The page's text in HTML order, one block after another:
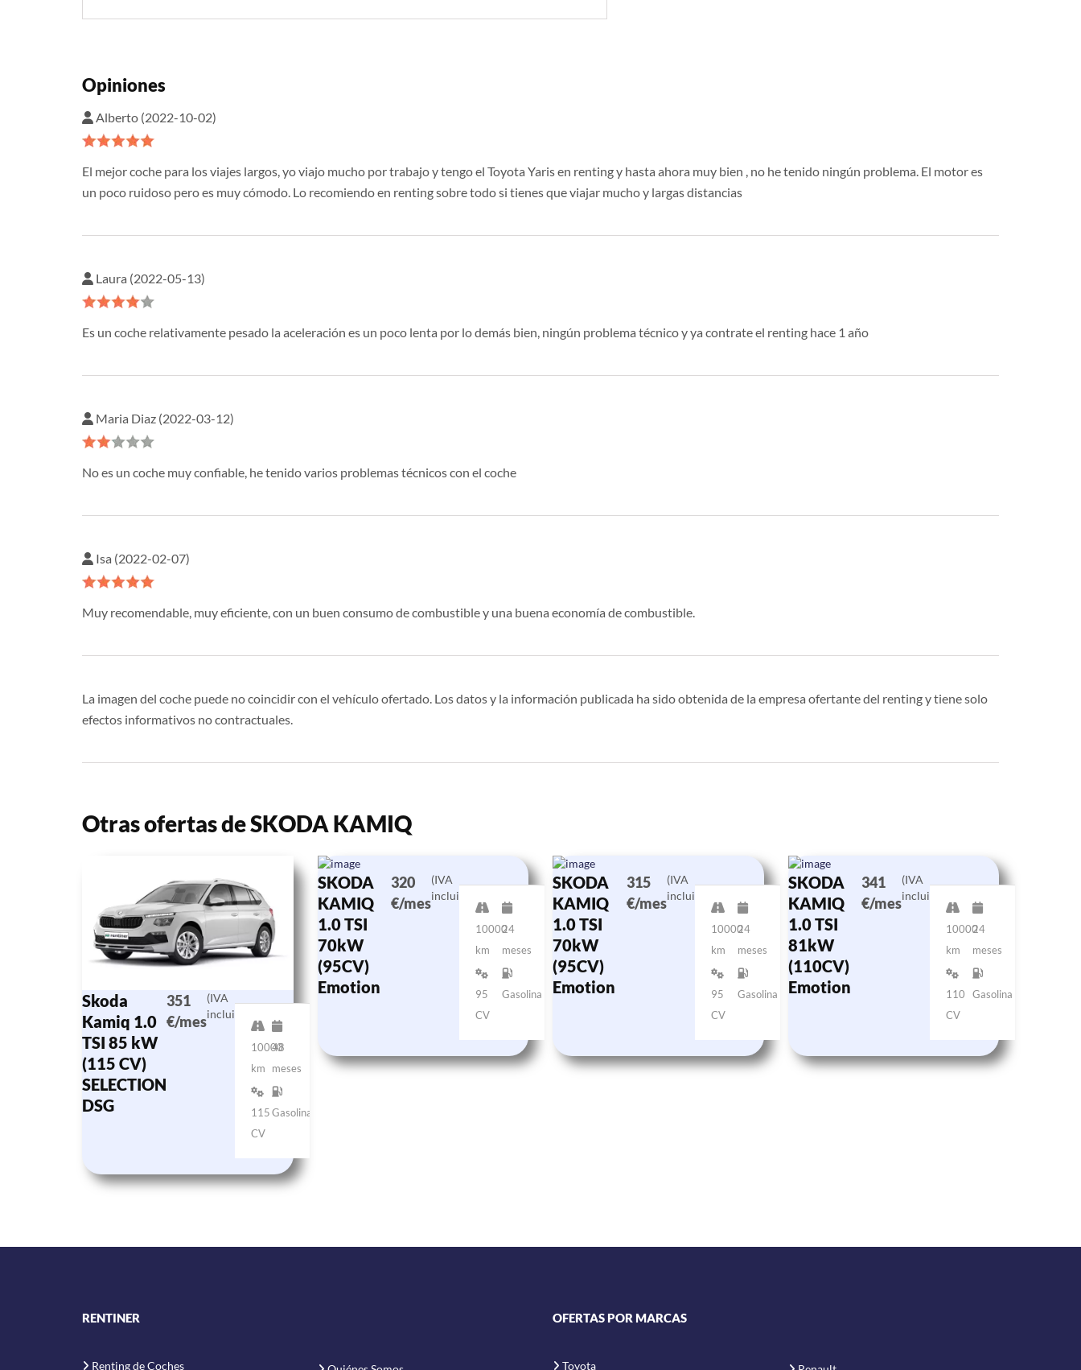
Opiniones
Alberto (2022-10-02)
El mejor coche para los viajes largos, yo viajo mucho por trabajo y tengo el Toyota Yaris en renting y hasta ahora muy bien , no he tenido ningún problema. El motor es
un poco ruidoso pero es muy cómodo. Lo recomiendo en renting sobre todo si tienes que viajar mucho y largas distancias
Laura (2022-05-13)
Es un coche relativamente pesado la aceleración es un poco lenta por lo demás bien, ningún problema técnico y ya contrate el renting hace 1 año
Maria Diaz (2022-03-12)
No es un coche muy confiable, he tenido varios problemas técnicos con el coche
Isa (2022-02-07)
Muy recomendable, muy eficiente, con un buen consumo de combustible y una buena economía de combustible.
La imagen del coche puede no coincidir con el vehículo ofertado. Los datos y la información publicada ha sido obtenida de la empresa ofertante del renting y tiene solo
efectos informativos no contractuales.
Otras ofertas de SKODA KAMIQ
Skoda
Kamiq 1.0
TSI 85 kW
(115 CV)
SELECTION
DSG
351
€/mes
(IVA
incluido)
10000
km
48
meses
115
CV
Gasolina
SKODA
KAMIQ
1.0 TSI
70kW
(95CV)
Emotion
320
€/mes
(IVA
incluido)
10000
km
24
meses
95
CV
Gasolina
SKODA
KAMIQ
1.0 TSI
70kW
(95CV)
Emotion
315
€/mes
(IVA
incluido)
10000
km
24
meses
95
CV
Gasolina
SKODA
KAMIQ
1.0 TSI
81kW
(110CV)
Emotion
341
€/mes
(IVA
incluido)
10000
km
24
meses
110
CV
Gasolina
RENTINER
Renting de Coches
OFERTAS POR MARCAS
Toyota